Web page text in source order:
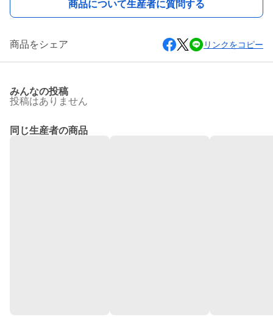
商品について生産者に質問する
商品をシェア リンクをコピー
みんなの投稿
投稿はありません
同じ生産者の商品